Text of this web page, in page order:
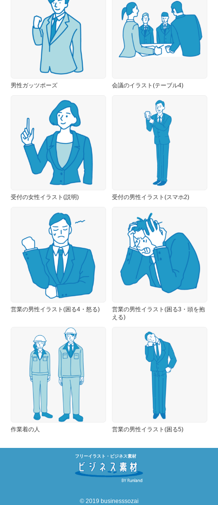
男性ガッツポーズ 会議のイラスト(テーブル4)
受付の女性イラスト(説明) 受付の男性イラスト(スマホ2)
営業の男性イラスト(困る4・怒る)
営業の男性イラスト(困る3・頭を抱
える)
作業着の人 営業の男性イラスト(困る5)
フリーイラスト・ビジネス素材
© 2019 businesssozai